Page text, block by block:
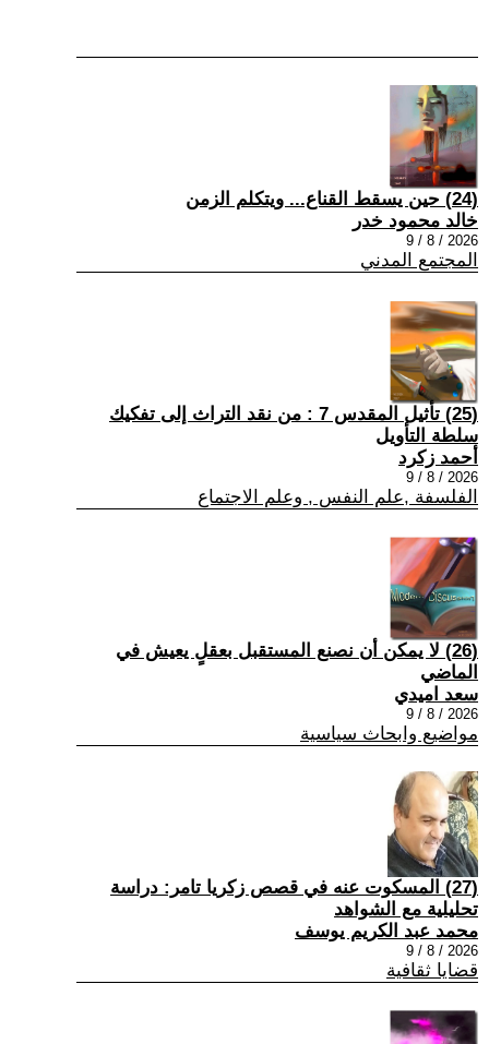
(24) حين يسقط القناع... ويتكلم الزمن
خالد محمود خدر
2026 / 8 / 9
المجتمع المدني
(25) تأثيل المقدس 7 : من نقد التراث إلى تفكيك
سلطة التأويل
أحمد زكرد
2026 / 8 / 9
الفلسفة ,علم النفس , وعلم الاجتماع
(26) لا يمكن أن نصنع المستقبل بعقلٍ يعيش في
الماضي
سعد اميدي
2026 / 8 / 9
مواضيع وابحاث سياسية
(27) المسكوت عنه في قصص زكريا تامر: دراسة
تحليلية مع الشواهد
محمد عبد الكريم يوسف
2026 / 8 / 9
قضايا ثقافية